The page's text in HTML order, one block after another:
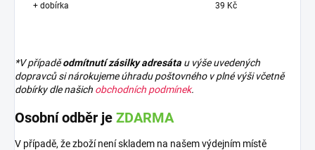
+ dobírka 39 Kč
*V případěodmítnutí zásilky adresáta u výše uvedených
dopravců si nárokujeme úhradu poštovného v plné výši včetně
dobírky dle našich obchodních podmínek.
Osobní odběr je ZDARMA
V případě, že zboží není skladem na našem výdejním místě